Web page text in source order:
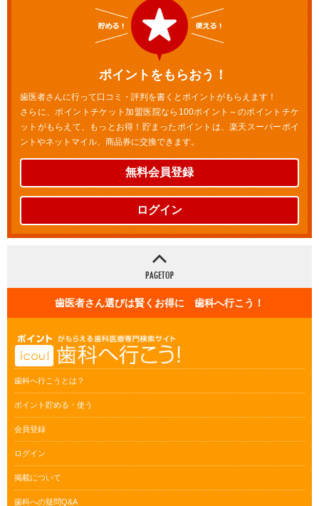
ポイントをもらおう！
歯医者さんに行って口コミ・評判を書くとポイントがもらえます！
さらに、ポイントチケット加盟医院なら100ポイント～のポイントチケ
ットがもらえて、もっとお得！貯まったポイントは、楽天スーパーポイ
ントやネットマイル、商品券に交換できます。
無料会員登録
ログイン
歯医者さん選びは賢くお得に 歯科へ行こう！
歯科へ行こうとは？
ポイント貯める・使う
会員登録
ログイン
掲載について
歯科への疑問Q&A